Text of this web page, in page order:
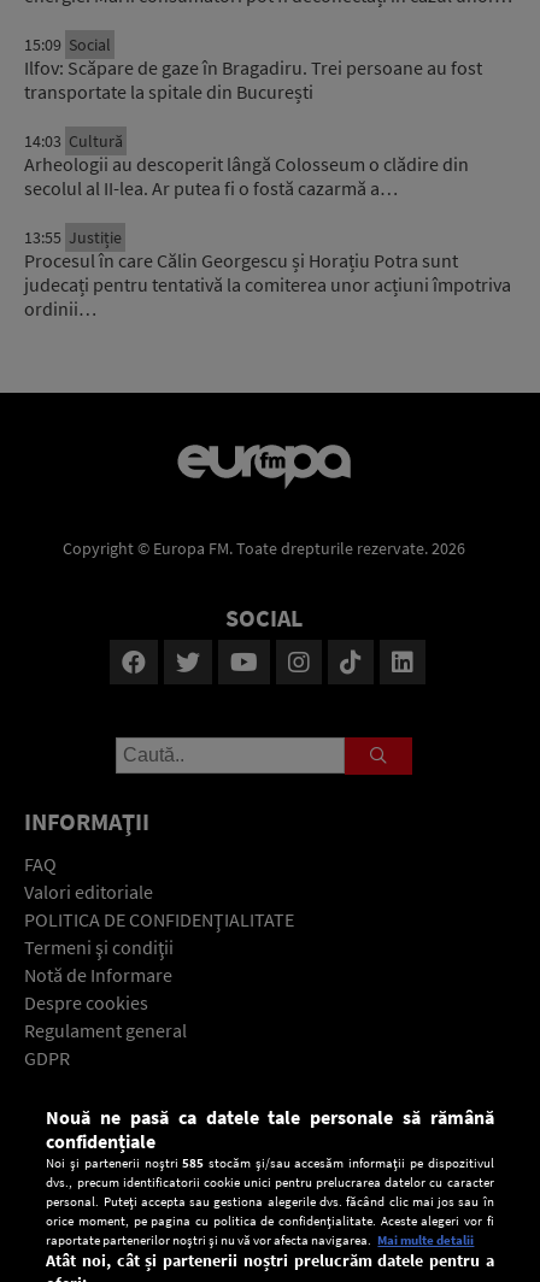
15:09 Social
Ilfov: Scăpare de gaze în Bragadiru. Trei persoane au fost
transportate la spitale din București
14:03 Cultură
Arheologii au descoperit lângă Colosseum o clădire din
secolul al II-lea. Ar putea fi o fostă cazarmă a…
13:55 Justiție
Procesul în care Călin Georgescu și Horațiu Potra sunt
judecați pentru tentativă la comiterea unor acțiuni împotriva
ordinii…
Copyright © Europa FM. Toate drepturile rezervate. 2026
SOCIAL
INFORMAŢII
FAQ
Valori editoriale
POLITICA DE CONFIDENŢIALITATE
Termeni şi condiţii
Notă de Informare
Despre cookies
Regulament general
GDPR
Descarcă gratuit aplicaţia Europa FM pentru smartphone:
Nouă ne pasă ca datele tale personale să rămână
confidențiale
Noi și partenerii noștri585 stocăm și/sau accesăm informații pe dispozitivul
dvs., precum identificatorii cookie unici pentru prelucrarea datelor cu caracter
personal. Puteți accepta sau gestiona alegerile dvs. făcând clic mai jos sau în
orice moment, pe pagina cu politica de confidențialitate. Aceste alegeri vor fi
raportate partenerilor noștri și nu vă vor afecta navigarea. Mai multe detalii
Atât noi, cât și partenerii noștri prelucrăm datele pentru a